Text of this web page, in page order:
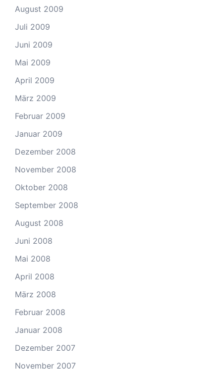
August 2009
Juli 2009
Juni 2009
Mai 2009
April 2009
März 2009
Februar 2009
Januar 2009
Dezember 2008
November 2008
Oktober 2008
September 2008
August 2008
Juni 2008
Mai 2008
April 2008
März 2008
Februar 2008
Januar 2008
Dezember 2007
November 2007